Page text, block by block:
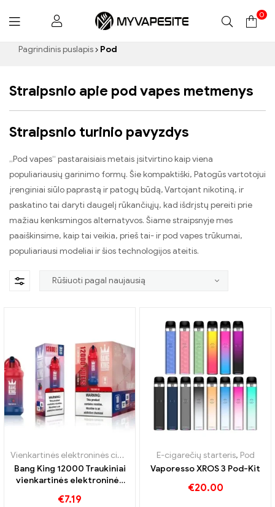
Myvapesite.de
0
Pagrindinis puslapis Pod
Straipsnio apie pod vapes metmenys
Straipsnio turinio pavyzdys
„Pod vapes“ pastaraisiais metais įsitvirtino kaip viena
populiariausių garinimo formų. Šie kompaktiški, Patogūs vartotojui
įrenginiai siūlo paprastą ir patogų būdą, Vartojant nikotiną, ir
paskatino tai daryti daugelį rūkančiųjų, kad išdrįstų pereiti prie
mažiau kenksmingos alternatyvos. Šiame straipsnyje mes
paaiškinsime, kaip tai veikia, prieš tai- ir pod vapes trūkumai,
populiariausi modeliai ir šios technologijos ateitis.
Vienkartinės elektroninės cigaretės Sudėtyje yra N,Pod
Bang King 12000 Traukiniai
vienkartinės elektroninės
€7.19
E-cigarečių starteris, Pod
Vaporesso XROS 3 Pod-Kit
€20.00